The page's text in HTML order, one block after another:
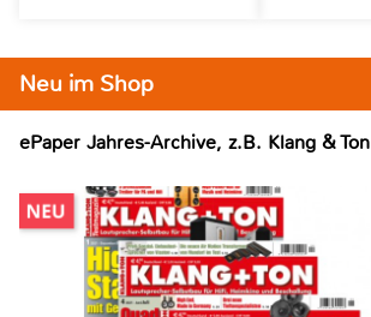
Neu im Shop
ePaper Jahres-Archive, z.B. Klang & Ton